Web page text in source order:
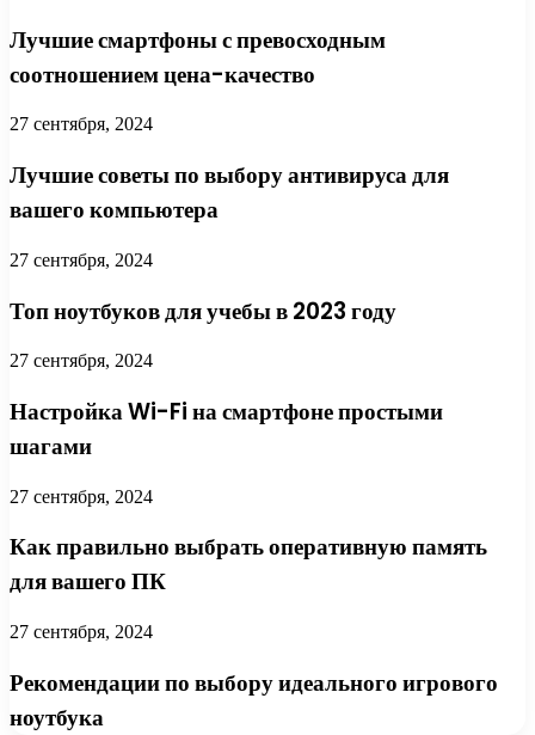
Лучшие смартфоны с превосходным
соотношением цена-качество
27 сентября, 2024
Лучшие советы по выбору антивируса для
вашего компьютера
27 сентября, 2024
Топ ноутбуков для учебы в 2023 году
27 сентября, 2024
Настройка Wi-Fi на смартфоне простыми
шагами
27 сентября, 2024
Как правильно выбрать оперативную память
для вашего ПК
27 сентября, 2024
Рекомендации по выбору идеального игрового
ноутбука